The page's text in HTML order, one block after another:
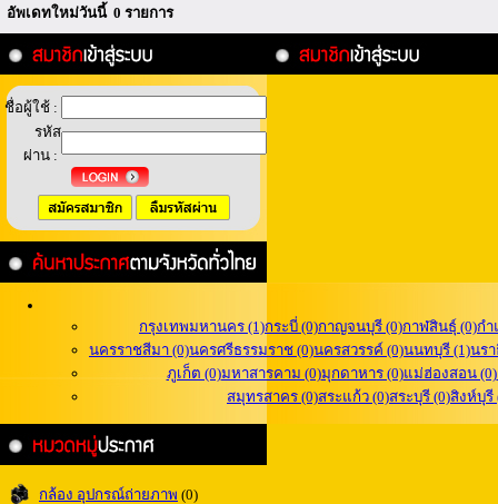
อัพเดทใหม่วันนี้ 0 รายการ
ชื่อผู้ใช้ :
รหัส
ผ่าน :
กรุงเทพมหานคร (1)กระบี่ (0)กาญจนบุรี (0)กาฬสินธุ์ (0)กำ
นครราชสีมา (0)นครศรีธรรมราช (0)นครสวรรค์ (0)นนทบุรี (1)นรา
ภูเก็ต (0)มหาสารคาม (0)มุกดาหาร (0)แม่ฮ่องสอน (0)
สมุทรสาคร (0)สระแก้ว (0)สระบุรี (0)สิงห์บุรี
กล้อง อุปกรณ์ถ่ายภาพ (0)